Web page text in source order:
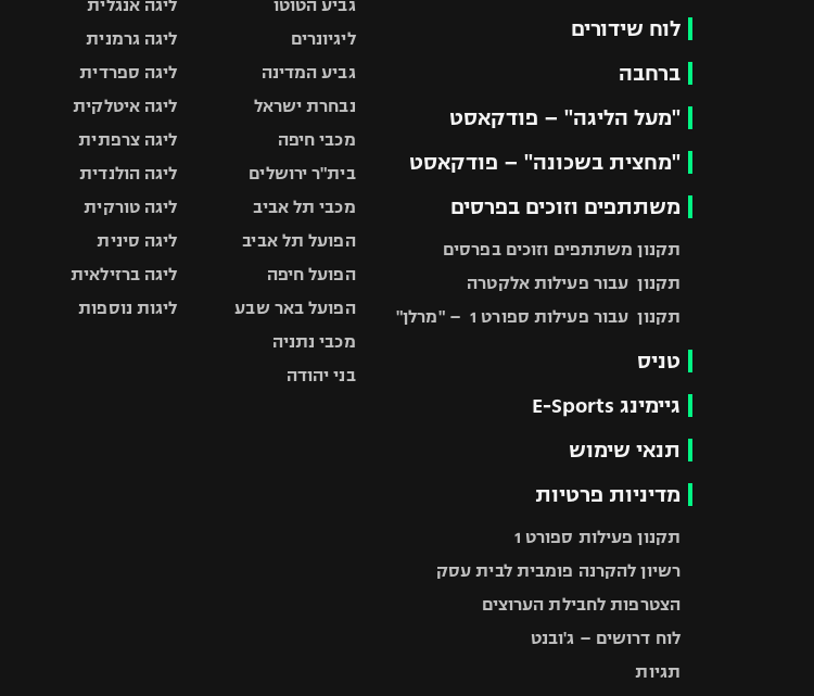
לוח שידורים
ברחבה
"מעל הליגה" – פודקאסט
"מחצית בשכונה" – פודקאסט
משתתפים וזוכים בפרסים
תקנון משתתפים וזוכים בפרסים
תקנון עבור פעילות אלקטרה
תקנון עבור פעילות ספורט 1 – "מרלן"
טניס
גיימינג E-Sports
תנאי שימוש
מדיניות פרטיות
תקנון פעילות ספורט 1
רשיון להקרנה פומבית לבית עסק
הצטרפות לחבילת הערוצים
לוח דרושים – ג'ובנט
תגיות
גביע הטוטו
ליגיונרים
גביע המדינה
נבחרת ישראל
מכבי חיפה
בית"ר ירושלים
מכבי תל אביב
הפועל תל אביב
הפועל חיפה
הפועל באר שבע
מכבי נתניה
בני יהודה
ליגה אנגלית
ליגה גרמנית
ליגה ספרדית
ליגה איטלקית
ליגה צרפתית
ליגה הולנדית
ליגה טורקית
ליגה סינית
ליגה ברזילאית
ליגות נוספות